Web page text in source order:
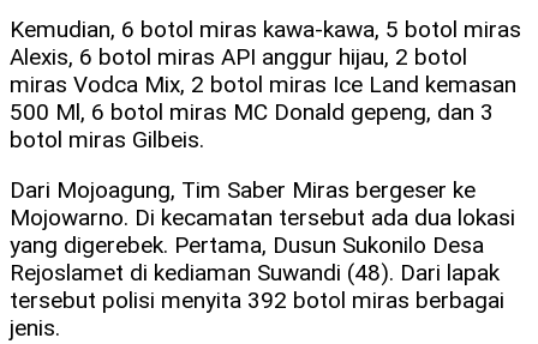
Kemudian, 6 botol miras kawa-kawa, 5 botol miras
Alexis, 6 botol miras API anggur hijau, 2 botol
miras Vodca Mix, 2 botol miras Ice Land kemasan
500 Ml, 6 botol miras MC Donald gepeng, dan 3
botol miras Gilbeis.
Dari Mojoagung, Tim Saber Miras bergeser ke
Mojowarno. Di kecamatan tersebut ada dua lokasi
yang digerebek. Pertama, Dusun Sukonilo Desa
Rejoslamet di kediaman Suwandi (48). Dari lapak
tersebut polisi menyita 392 botol miras berbagai
jenis.